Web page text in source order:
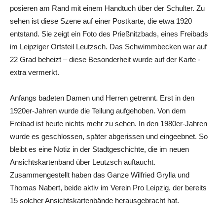
posieren am Rand mit einem Handtuch über der Schulter. Zu
sehen ist diese Szene auf einer Postkarte, die etwa 1920
entstand. Sie zeigt ein Foto des Prießnitzbads, eines Freibads
im Leipziger Ortsteil Leutzsch. Das Schwimmbecken war auf
22 Grad beheizt – diese Besonderheit wurde auf der Karte ­
extra vermerkt.
Anfangs badeten Damen und Herren getrennt. Erst in den
1920er-Jahren wurde die Teilung aufgehoben. Von dem
Freibad ist heute nichts mehr zu sehen. In den 1980er-Jahren
wurde es geschlossen, später abgerissen und eingeebnet. So
bleibt es eine Notiz in der Stadtgeschichte, die im neuen
Ansichtskartenband über Leutzsch auftaucht.
Zusammengestellt haben das Ganze Wilfried Grylla und
Thomas Nabert, beide aktiv im Verein Pro Leipzig, der bereits
15 solcher Ansichtskartenbände herausgebracht hat.